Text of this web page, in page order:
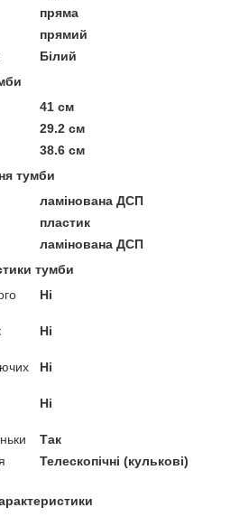
пряма
прямий
Білий
41 см
29.2 см
38.6 см
тумби
ламінована ДСП
пластик
ламінована ДСП
тумби
Ні
Ні
Ні
Ні
Так
Телескопічні (кулькові)